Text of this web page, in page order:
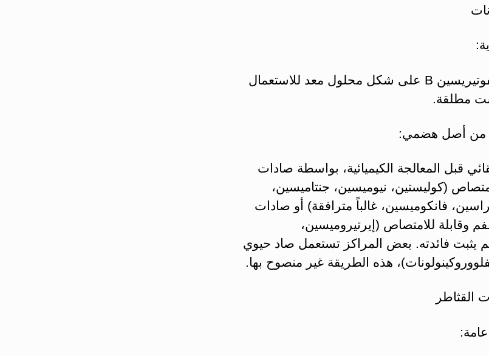
مخمضة الفم بالأمفوتيريسين B على شكل محلول معد للاستعمال
مطلقة.
قبل المعالجة الكيميائية، بواسطة صادات
(كوليستين، نيوميسين، جنتاميسين،
فانكوميسين، غالباً مترافقة) أو صادات
وقابلة للامتصاص (إيرتيروميسين،
يثبت فائدته. بعض المراكز تستعمل صاد حيوي
هذه الطريقة غير منصوح بها.